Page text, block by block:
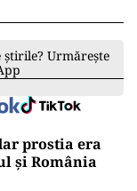
Urmărește
prostia era
și România